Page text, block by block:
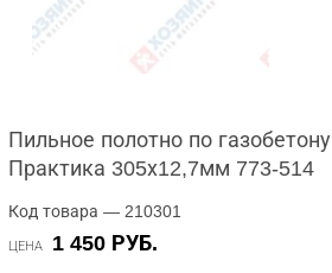
Пильное полотно по газобетону
Практика 305х12,7мм 773-514
Код товара — 210301
ЦЕНА 1 450 РУБ.